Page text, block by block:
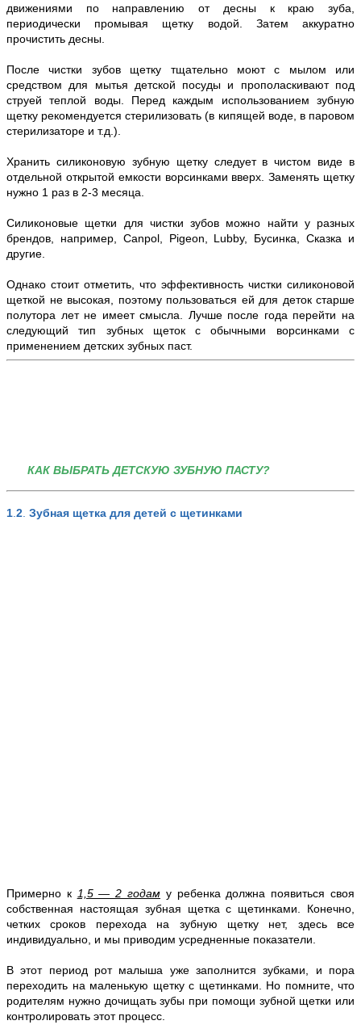
движениями по направлению от десны к краю зуба,
периодически промывая щетку водой. Затем аккуратно
прочистить десны.
После чистки зубов щетку тщательно моют с мылом или
средством для мытья детской посуды и прополаскивают под
струей теплой воды. Перед каждым использованием зубную
щетку рекомендуется стерилизовать (в кипящей воде, в паровом
стерилизаторе и т.д.).
Хранить силиконовую зубную щетку следует в чистом виде в
отдельной открытой емкости ворсинками вверх. Заменять щетку
нужно 1 раз в 2-3 месяца.
Силиконовые щетки для чистки зубов можно найти у разных
брендов, например, Canpol, Pigeon, Lubby, Бусинка, Сказка и
другие.
Однако стоит отметить, что эффективность чистки силиконовой
щеткой не высокая, поэтому пользоваться ей для деток старше
полутора лет не имеет смысла. Лучше после года перейти на
следующий тип зубных щеток с обычными ворсинками с
применением детских зубных паст.
КАК ВЫБРАТЬ ДЕТСКУЮ ЗУБНУЮ ПАСТУ?
1 2 Зубная щетка для детей с щетинками
Примерно к 1,5 — 2 годам у ребенка должна появиться своя
собственная настоящая зубная щетка с щетинками. Конечно,
четких сроков перехода на зубную щетку нет, здесь все
индивидуально, и мы приводим усредненные показатели.
В этот период рот малыша уже заполнится зубками, и пора
переходить на маленькую щетку с щетинками. Но помните, что
родителям нужно дочищать зубы при помощи зубной щетки или
контролировать этот процесс.